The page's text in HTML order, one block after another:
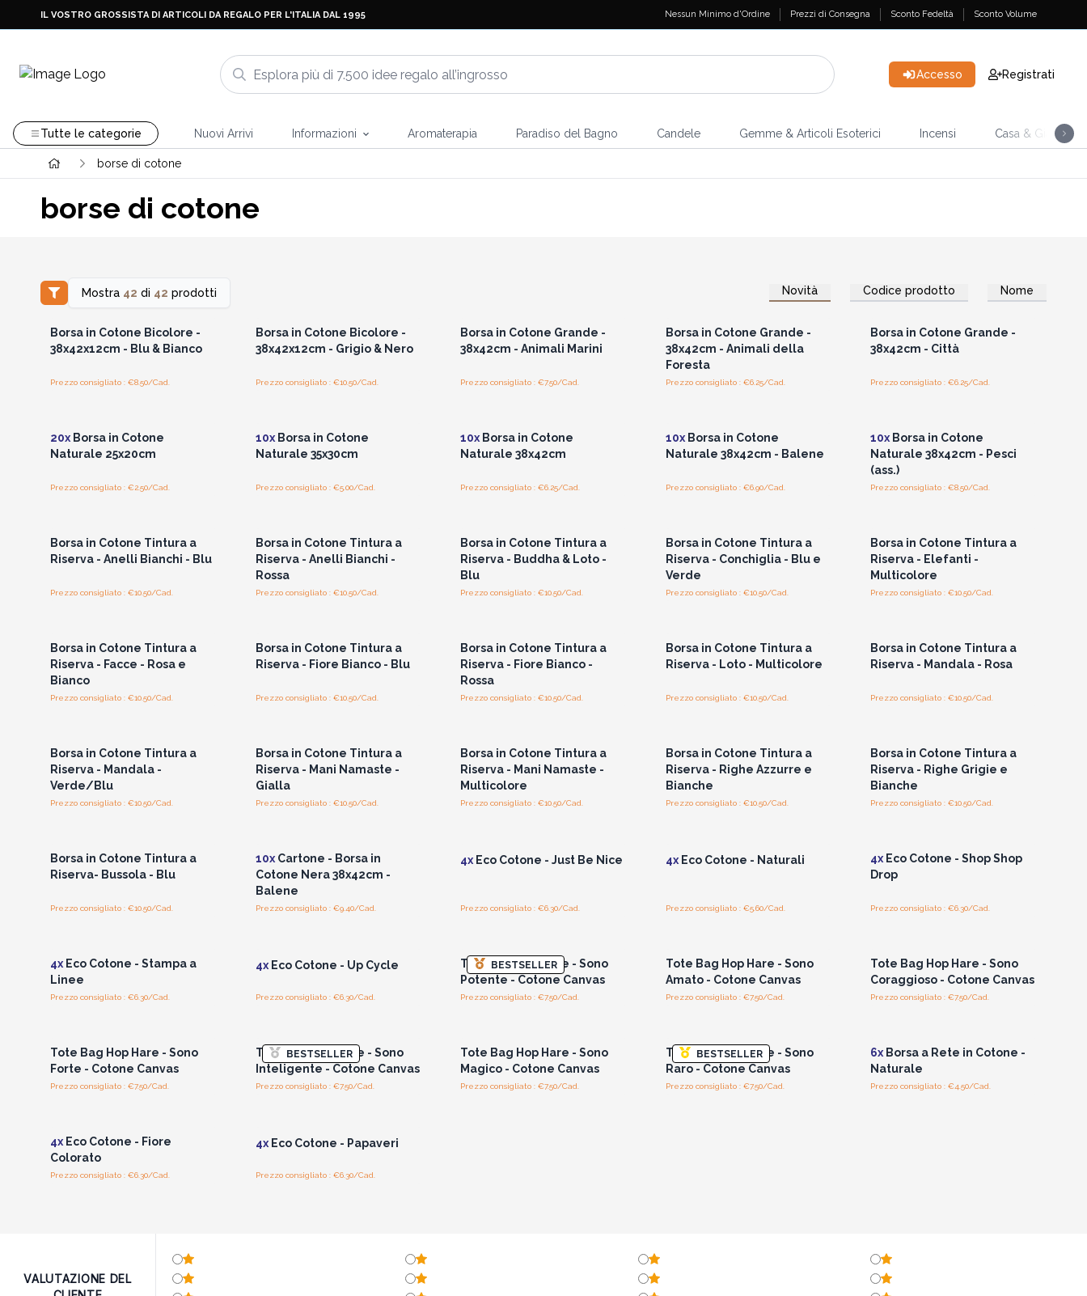
IL VOSTRO GROSSISTA DI ARTICOLI DA REGALO PER L'ITALIA DAL 1995 Nessun Minimo d'Ordine Prezzi di Consegna Sconto Fedeltà Sconto Volume
Accesso Registrati
Tutte le categorie Nuovi Arrivi Informazioni Aromaterapia Paradiso del Bagno Candele Gemme & Articoli Esoterici Incensi Casa & Giardino
borse di cotone
borse di cotone
Mostra 42 di 42 prodotti Novità Codice prodotto Nome
Accedi per vedere i prezzi
all'ingrosso
Borsa in Cotone Bicolore -
38x42x12cm - Blu & Bianco
Prezzo consigliato : €8.50/Cad.
Borsa in Cotone Bicolore -
38x42x12cm - Grigio & Nero
Prezzo consigliato : €10.50/Cad.
Borsa in Cotone Grande -
38x42cm - Animali Marini
Prezzo consigliato : €7.50/Cad.
Accedi per vedere i prezzi
all'ingrosso
Borsa in Cotone Grande -
38x42cm - Animali della
Foresta
Prezzo consigliato : €6.25/Cad.
Accedi per vedere i prezzi
all'ingrosso
Borsa in Cotone Grande -
38x42cm - Città
Prezzo consigliato : €6.25/Cad.
20x Borsa in Cotone
Naturale 25x20cm
Prezzo consigliato : €2.50/Cad.
10xBorsa in Cotone
Naturale 35x30cm
Prezzo consigliato : €5.00/Cad.
10x Borsa in Cotone
Naturale 38x42cm
Prezzo consigliato : €6.25/Cad.
10xBorsa in Cotone
Naturale 38x42cm - Balene
Prezzo consigliato : €6.90/Cad.
10x Borsa in Cotone
Naturale 38x42cm - Pesci
(ass.)
Prezzo consigliato : €8.50/Cad.
Borsa in Cotone Tintura a
Riserva - Anelli Bianchi - Blu
Prezzo consigliato : €10.50/Cad.
Borsa in Cotone Tintura a
Riserva - Anelli Bianchi -
Rossa
Prezzo consigliato : €10.50/Cad.
Borsa in Cotone Tintura a
Riserva - Buddha & Loto -
Blu
Prezzo consigliato : €10.50/Cad.
Borsa in Cotone Tintura a
Riserva - Conchiglia - Blu e
Verde
Prezzo consigliato : €10.50/Cad.
Borsa in Cotone Tintura a
Riserva - Elefanti -
Multicolore
Prezzo consigliato : €10.50/Cad.
Borsa in Cotone Tintura a
Riserva - Facce - Rosa e
Bianco
Prezzo consigliato : €10.50/Cad.
Borsa in Cotone Tintura a
Riserva - Fiore Bianco - Blu
Prezzo consigliato : €10.50/Cad.
Borsa in Cotone Tintura a
Riserva - Fiore Bianco -
Rossa
Prezzo consigliato : €10.50/Cad.
Borsa in Cotone Tintura a
Riserva - Loto - Multicolore
Prezzo consigliato : €10.50/Cad.
Borsa in Cotone Tintura a
Riserva - Mandala - Rosa
Prezzo consigliato : €10.50/Cad.
Borsa in Cotone Tintura a
Riserva - Mandala -
Verde/Blu
Prezzo consigliato : €10.50/Cad.
Borsa in Cotone Tintura a
Riserva - Mani Namaste -
Gialla
Prezzo consigliato : €10.50/Cad.
Borsa in Cotone Tintura a
Riserva - Mani Namaste -
Multicolore
Prezzo consigliato : €10.50/Cad.
Borsa in Cotone Tintura a
Riserva - Righe Azzurre e
Bianche
Prezzo consigliato : €10.50/Cad.
Borsa in Cotone Tintura a
Riserva - Righe Grigie e
Bianche
Prezzo consigliato : €10.50/Cad.
Borsa in Cotone Tintura a
Riserva- Bussola - Blu
Prezzo consigliato : €10.50/Cad.
10xCartone - Borsa in
Cotone Nera 38x42cm -
Balene
Prezzo consigliato : €9.40/Cad.
4x Eco Cotone - Just Be Nice
Prezzo consigliato : €6.30/Cad.
4xEco Cotone - Naturali
Prezzo consigliato : €5.60/Cad.
4x Eco Cotone - Shop Shop
Drop
Prezzo consigliato : €6.30/Cad.
4x Eco Cotone - Stampa a
Linee
Prezzo consigliato : €6.30/Cad.
4xEco Cotone - Up Cycle
Prezzo consigliato : €6.30/Cad.
BESTSELLER
Tote Bag Hop Hare - Sono
Potente - Cotone Canvas
Prezzo consigliato : €7.50/Cad.
Tote Bag Hop Hare - Sono
Amato - Cotone Canvas
Prezzo consigliato : €7.50/Cad.
Tote Bag Hop Hare - Sono
Coraggioso - Cotone Canvas
Prezzo consigliato : €7.50/Cad.
Tote Bag Hop Hare - Sono
Forte - Cotone Canvas
Prezzo consigliato : €7.50/Cad.
BESTSELLER
Tote Bag Hop Hare - Sono
Inteligente - Cotone Canvas
Prezzo consigliato : €7.50/Cad.
Tote Bag Hop Hare - Sono
Magico - Cotone Canvas
Prezzo consigliato : €7.50/Cad.
BESTSELLER
Tote Bag Hop Hare - Sono
Raro - Cotone Canvas
Prezzo consigliato : €7.50/Cad.
6x Borsa a Rete in Cotone -
Naturale
Prezzo consigliato : €4.50/Cad.
4x Eco Cotone - Fiore
Colorato
Prezzo consigliato : €6.30/Cad.
4xEco Cotone - Papaveri
Prezzo consigliato : €6.30/Cad.
VALUTAZIONE DEL